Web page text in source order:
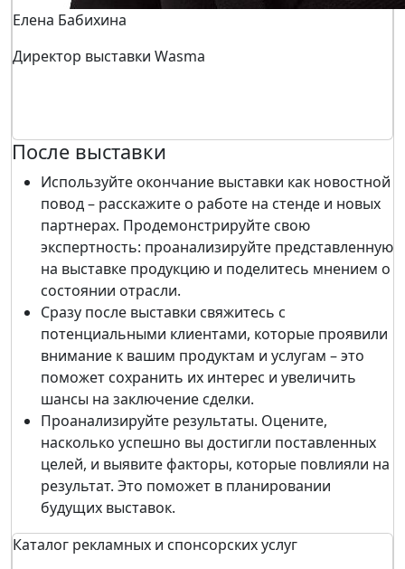
Елена Бабихина
Директор выставки Wasma
После выставки
Используйте окончание выставки как новостной
повод – расскажите о работе на стенде и новых
партнерах. Продемонстрируйте свою
экспертность: проанализируйте представленную
на выставке продукцию и поделитесь мнением о
состоянии отрасли.
Сразу после выставки свяжитесь с
потенциальными клиентами, которые проявили
внимание к вашим продуктам и услугам – это
поможет сохранить их интерес и увеличить
шансы на заключение сделки.
Проанализируйте результаты. Оцените,
насколько успешно вы достигли поставленных
целей, и выявите факторы, которые повлияли на
результат. Это поможет в планировании
будущих выставок.
Каталог рекламных и спонсорских услуг